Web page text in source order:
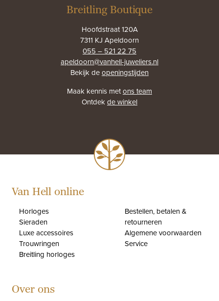
Breitling Boutique
Hoofdstraat 120A
7311 KJ Apeldoorn
055 – 521 22 75
apeldoorn@vanhell-juweliers.nl
Bekijk deopeningstijden
Maak kennis metons team
Ontdekde winkel
Van Hell online
Horloges
Sieraden
Luxe accessoires
Trouwringen
Breitling horloges
Bestellen, betalen &
retourneren
Algemene voorwaarden
Service
Over ons